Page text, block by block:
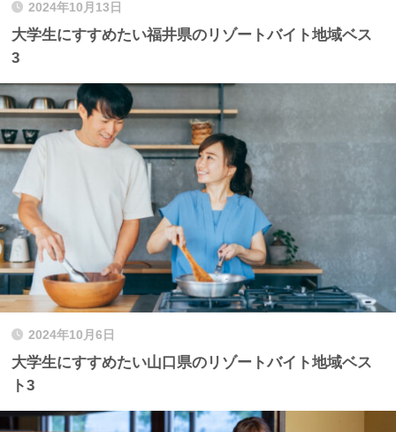
2024年10月13日
大学生にすすめたい福井県のリゾートバイト地域ベス
3
2024年10月6日
大学生にすすめたい山口県のリゾートバイト地域ベス
ト3